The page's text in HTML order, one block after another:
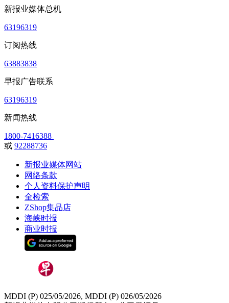
新报业媒体总机
63196319
订阅热线
63883838
早报广告联系
63196319
新闻热线
1800-7416388
或 92288736
新报业媒体网站
网络条款
个人资料保护声明
全检索
ZShop集品店
海峡时报
商业时报
MDDI (P) 025/05/2026, MDDI (P) 026/05/2026